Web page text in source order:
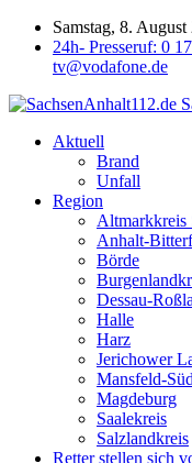
Samstag, 8. August
24h- Presseruf: 0
tv@vodafone.de
Aktuell
Brand
Unfall
Region
Altmarkkreis
Anhalt-
Börde
Dessau-
Halle
Harz
Jerichower
Mansfeld-
Magdeburg
Saalekreis
Salzlandkreis
Retter stellen sich